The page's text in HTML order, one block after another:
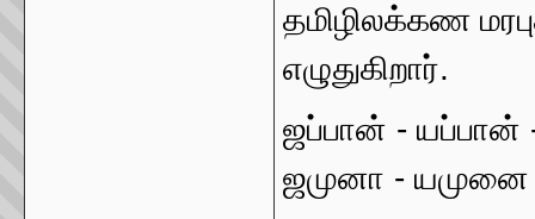
தமிழிலக்கண
எழுதுகிறார்.
ஜப்பான் - யப்பான்
ஜமுனா -